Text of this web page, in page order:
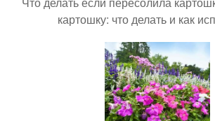
картошку: что делать и как